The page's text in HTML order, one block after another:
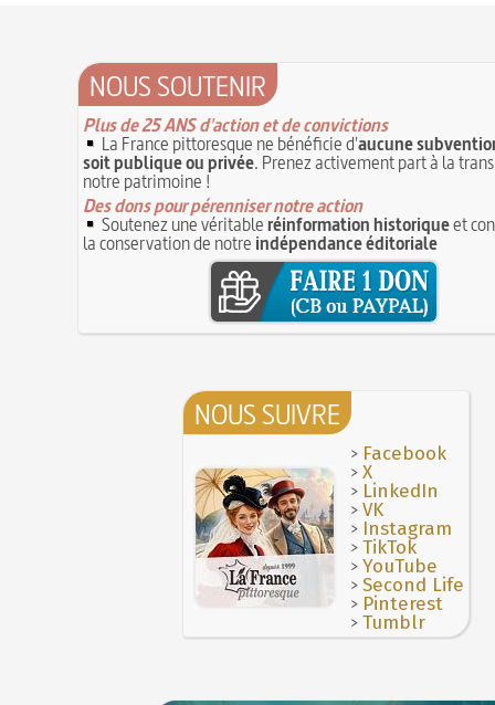
NOUS SOUTENIR
Plus de 25 ANS d'action et de convictions
La France pittoresque ne bénéficie d'aucune
soit publique ou privée. Prenez activement part à la
notre patrimoine !
Des dons pour pérenniser notre action
Soutenez une véritableréinformation historiqueet
la conservation de notre indépendance éditoriale
NOUS SUIVRE
> Facebook
>X
> LinkedIn
>VK
> Instagram
>TikTok
>YouTube
>Second Life
> Pinterest
>Tumblr